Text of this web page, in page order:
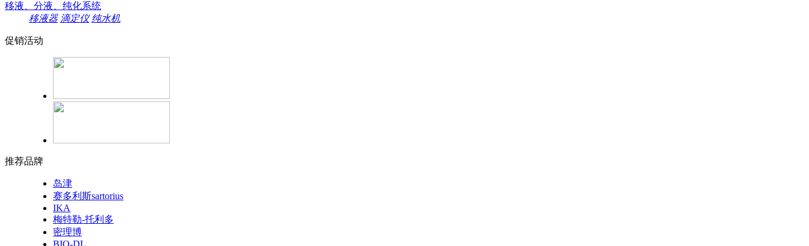
移液、分液、纯化系统
移液器 滴定仪 纯水机
促销活动
推荐品牌
岛津
赛多利斯sartorius
IKA
梅特勒-托利多
密理博
BIO-DL